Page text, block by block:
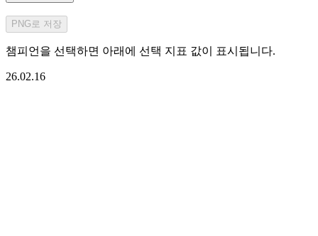
PNG로 저장
챔피언을 선택하면 아래에 선택 지표 값이 표시됩니다.
26.02.16